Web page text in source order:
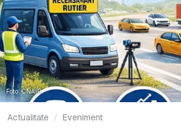
Foto: CNAIR
Actualitate Eveniment